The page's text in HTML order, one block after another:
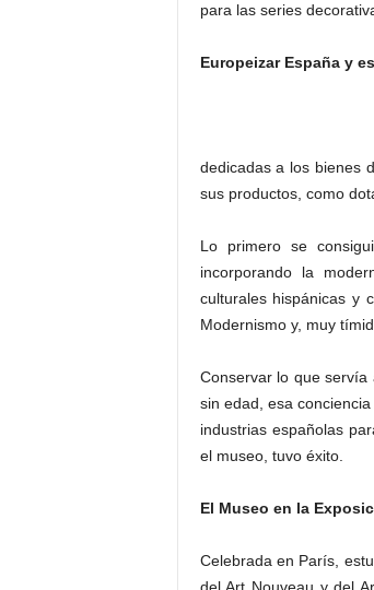
para las series
Europeizar España y
dedicadas a los bienes
sus productos, como
Lo primero se
incorporando la
culturales hispánicas y
Modernismo y, muy
Conservar lo que
sin edad, esa
industrias españolas
el museo, tuvo éxito.
El Museo en la
Celebrada en París,